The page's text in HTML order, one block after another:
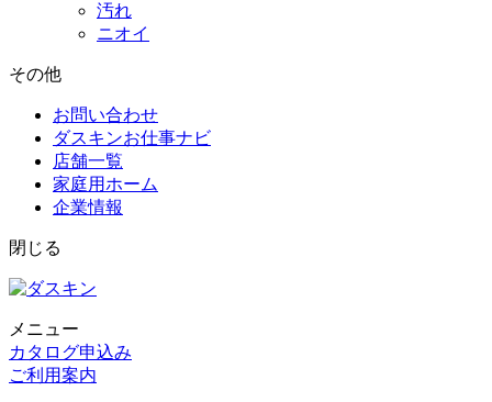
汚れ
ニオイ
その他
お問い合わせ
ダスキンお仕事ナビ
店舗一覧
家庭用ホーム
企業情報
閉じる
メニュー
カタログ申込み
ご利用案内